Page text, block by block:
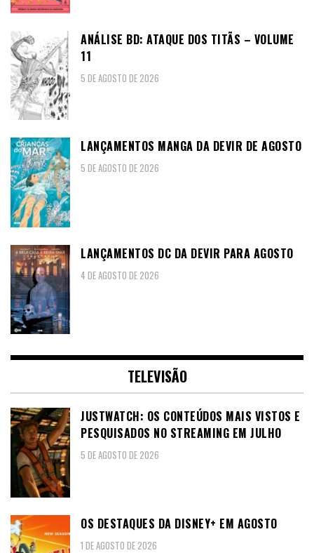
ANÁLISE BD: ATAQUE DOS TITÃS – VOLUME
11
5 DE AGOSTO DE 2026
LANÇAMENTOS MANGA DA DEVIR DE AGOSTO
5 DE AGOSTO DE 2026
LANÇAMENTOS DC DA DEVIR PARA AGOSTO
4 DE AGOSTO DE 2026
TELEVISÃO
JUSTWATCH: OS CONTEÚDOS MAIS VISTOS E
PESQUISADOS NO STREAMING EM JULHO
5 DE AGOSTO DE 2026
OS DESTAQUES DA DISNEY+ EM AGOSTO
1 DE AGOSTO DE 2026